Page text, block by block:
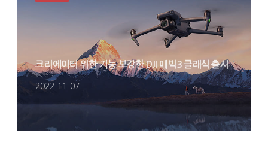
크리에이터 위한 기능 보강한 DJI 매빅3 클래식 출시
2022-11-07